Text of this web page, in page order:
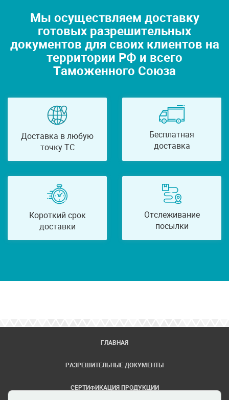
Мы осуществляем доставку
готовых разрешительных
документов для своих клиентов на
территории РФ и всего
Таможенного Союза
Доставка в любую
точку ТС
Бесплатная
доставка
Короткий срок
доставки
Отслеживание
посылки
ГЛАВНАЯ
РАЗРЕШИТЕЛЬНЫЕ ДОКУМЕНТЫ
СЕРТИФИКАЦИЯ ПРОДУКЦИИ